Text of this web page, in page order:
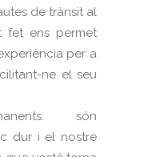
de trànsit al
fet ens permet
per a
ne el seu
són
dur i el nostre